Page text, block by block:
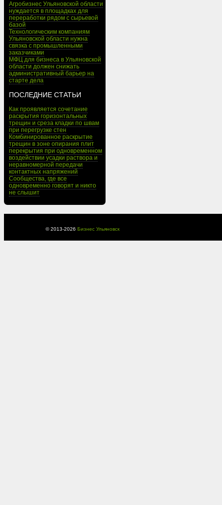
Агробизнес Ульяновской области
нуждается в площадках для
переработки рядом с сырьевой
базой
Технологическим компаниям
Ульяновской области нужна
связка с промышленными
заказчиками
МФЦ для бизнеса в Ульяновской
области должен снижать
административный барьер на
старте дела
ПОСЛЕДНИЕ СТАТЬИ
Как проявляется сочетание
раскрытия горизонтальных
трещин и среза кладки по швам
при перегрузке стен
Комбинированное раскрытие
трещин в зоне опирания плит
перекрытия при одновременном
воздействии усадки раствора и
неравномерной передачи
контактных напряжений
Сообщества, где все
одновременно говорят и никто
не слышит
© 2013-2026 Бизнес Ульяновск